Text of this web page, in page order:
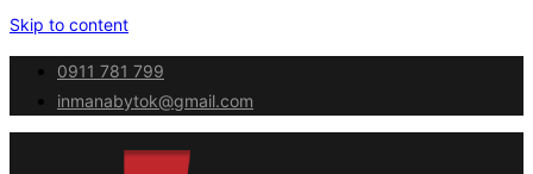
Skip to content
0911 781 799
inmanabytok@gmail.com